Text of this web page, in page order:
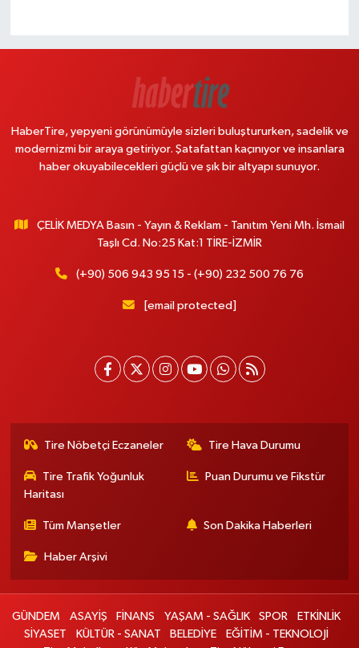
HaberTire, yepyeni görünümüyle sizleri buluştururken, sadelik ve
modernizmi bir araya getiriyor. Şatafattan kaçınıyor ve insanlara
haber okuyabilecekleri güçlü ve şık bir altyapı sunuyor.
ÇELİK MEDYA Basın - Yayın & Reklam - Tanıtım Yeni Mh. İsmail
Taşlı Cd. No:25 Kat:1 TİRE-İZMİR
(+90) 506 943 95 15 - (+90) 232 500 76 76
[email protected]
Tire Nöbetçi Eczaneler Tire Hava Durumu
Tire Trafik Yoğunluk
Haritası
Puan Durumu ve Fikstür
Tüm Manşetler Son Dakika Haberleri
Haber Arşivi
GÜNDEM ASAYİŞ FİNANS YAŞAM - SAĞLIK SPOR
ETKİNLİK
SİYASET
KÜLTÜR - SANAT BELEDİYE
EĞİTİM - TEKNOLOJİ